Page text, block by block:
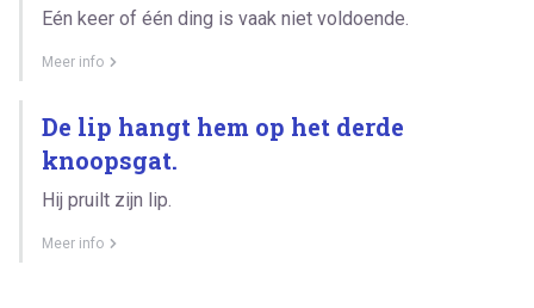
Eén keer of één ding is vaak niet voldoende.
Meer info
De lip hangt hem op het derde
knoopsgat.
Hij pruilt zijn lip.
Meer info